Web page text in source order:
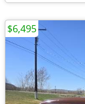
$6,495